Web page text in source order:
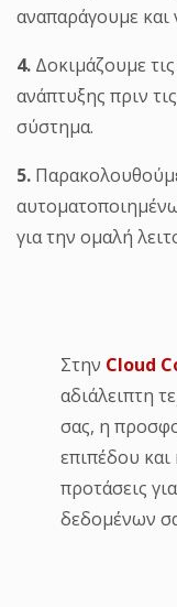
αναπαράγουμε και
4. Δοκιμάζουμε
ανάπτυξης πριν
σύστημα.
5.
για την ομαλή
Στην Cloud
αδιάλειπτη
σας, η
επιπέδου
προτάσεις
δεδομένων